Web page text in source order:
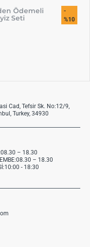
Ödemeli
Seti
-
%10
Cad, Tefsir Sk. No:12/9,
Turkey, 34930
– 18.30
– 18.30
- 18:30